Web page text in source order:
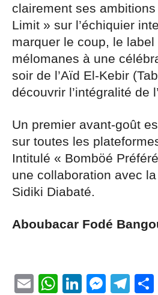
clairement ses
Limit » sur l’échiquier
marquer le coup, le
mélomanes à une
soir de l’Aïd El-Kebir
découvrir l’intégralité de
Un premier avant-goût
sur toutes les
Intitulé « Bomböé
une collaboration avec
Sidiki Diabaté.
Aboubacar Fodé
EmailWhatsApp
LinkedIn